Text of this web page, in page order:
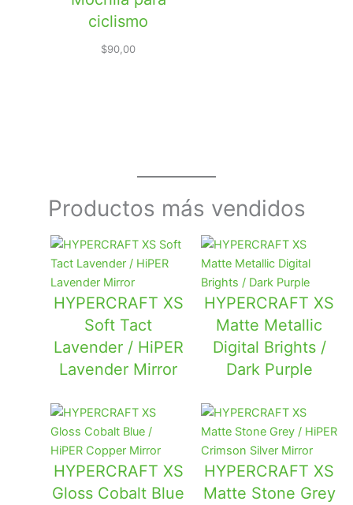
ciclismo
$90,00
Productos más vendidos
HYPERCRAFT XS
Soft Tact
Lavender / HiPER
Lavender Mirror
HYPERCRAFT XS
Matte Metallic
Digital Brights /
Dark Purple
HYPERCRAFT XS
Gloss Cobalt Blue
HYPERCRAFT XS
Matte Stone Grey